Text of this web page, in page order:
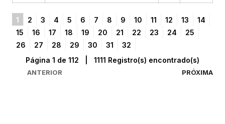
1 2 3 4 5 6 7 8 9 10 11 12 13
14
15
16 17 18 19 20 21 22 23 24
25
26
27 28 29 30 31 32
ANTERIOR
Página 1 de 112 | 1111 Registro(s) encontrado(s)
PRÓXIMA